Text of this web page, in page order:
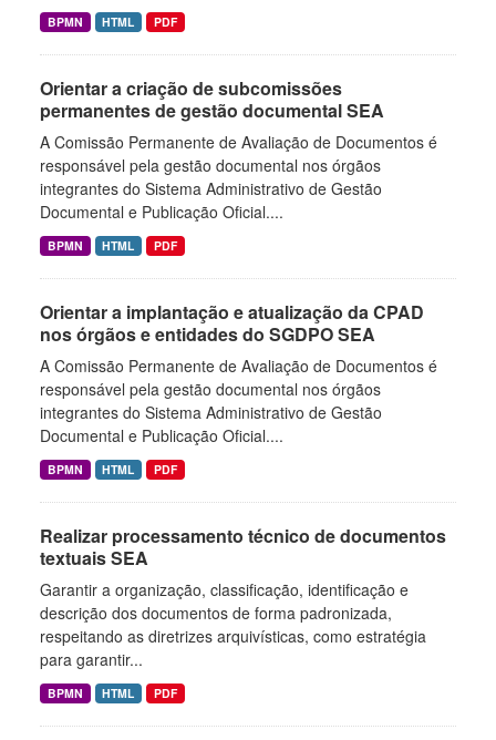
BPMN HTML PDF
Orientar a criação de subcomissões
permanentes de gestão documental SEA
A Comissão Permanente de Avaliação de Documentos é
responsável pela gestão documental nos órgãos
integrantes do Sistema Administrativo de Gestão
Documental e Publicação Oficial....
BPMN HTML PDF
Orientar a implantação e atualização da CPAD
nos órgãos e entidades do SGDPO SEA
A Comissão Permanente de Avaliação de Documentos é
responsável pela gestão documental nos órgãos
integrantes do Sistema Administrativo de Gestão
Documental e Publicação Oficial....
BPMN HTML PDF
Realizar processamento técnico de documentos
textuais SEA
Garantir a organização, classificação, identificação e
descrição dos documentos de forma padronizada,
respeitando as diretrizes arquivísticas, como estratégia
para garantir...
BPMN HTML PDF